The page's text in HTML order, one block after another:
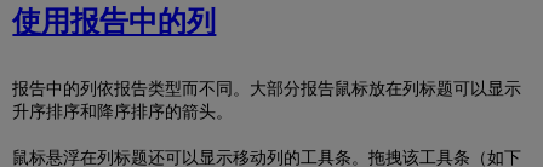
使用报告中的列
报告中的列依报告类型而不同。大部分报告鼠标放在列标题可以显示
升序排序和降序排序的箭头。
鼠标悬浮在列标题还可以显示移动列的工具条。拖拽该工具条（如下